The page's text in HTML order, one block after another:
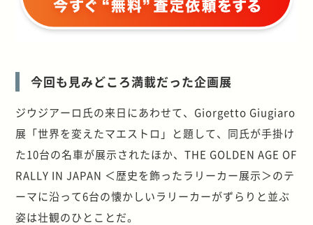
今回も見みどころ満載だった企画展
ジウジアーロ氏の来日にあわせて、Giorgetto Giugiaro
展「世界を変えたマエストロ」と題して、同氏が手掛け
た10台の名車が展示されたほか、THE GOLDEN AGE OF
RALLY IN JAPAN ＜歴史を飾ったラリーカー展示＞のテ
ーマに沿って6台の懐かしいラリーカーがずらりと並ぶ
姿は壮観のひとことだ。